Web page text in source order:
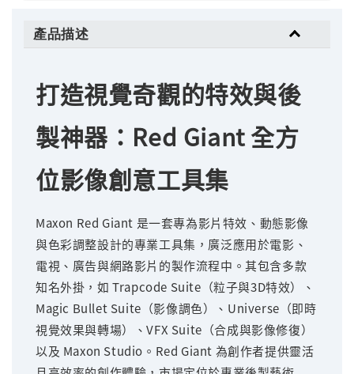
產品描述
打造視覺奇觀的特效與後
製神器：Red Giant 全方
位影像創意工具集
Maxon Red Giant 是一套專為影片特效、動態影像
與色彩調整設計的專業工具集，廣泛應用於電影、
電視、廣告與網路影片的製作流程中。其包含多款
知名外掛，如 Trapcode Suite（粒子與3D特效）、
Magic Bullet Suite（影像調色）、Universe（即時
視覺效果與轉場）、VFX Suite（合成與影像修復）
以及 Maxon Studio。Red Giant 為創作者提供靈活